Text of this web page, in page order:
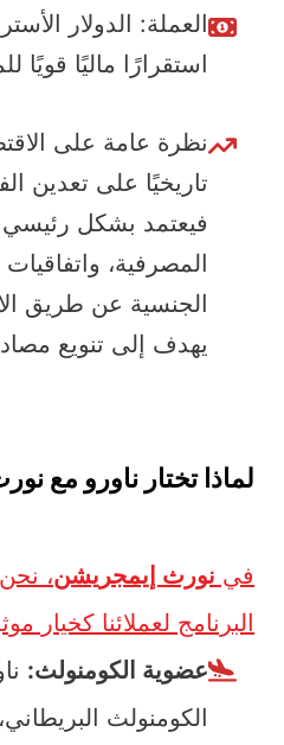
استقرارًا ماليًا قويًا
نظرة عامة على
تاريخيًا على تعدين
فيعتمد بشكل
المصرفية، واتفاقيات
الجنسية عن طريق
يهدف إلى تنويع
لماذا تختار ناورو مع
في نورث إيمجريشن،
البرنامج لعملائنا كخيار
عضوية الكومنولث:
الكومنولث